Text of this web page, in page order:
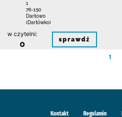
1
76-150
Darłowo
(Darłówko)
w czytelni:
0 sprawdź
1
Kontakt Regulamin